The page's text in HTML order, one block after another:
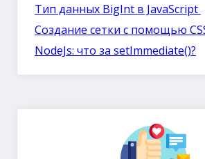
Тип данных BigInt в JavaScript
Создание сетки с помощью
NodeJs: что за setImmediate()?